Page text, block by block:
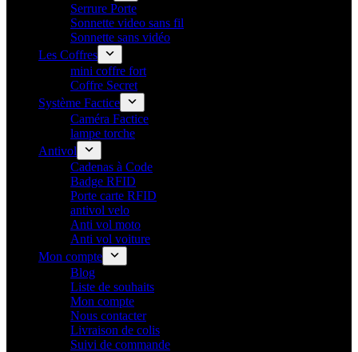
Serrure Porte
Sonnette video sans fil
Sonnette sans vidéo
Les Coffres
mini coffre fort
Coffre Secret
Système Factice
Caméra Factice
lampe torche
Antivol
Cadenas à Code
Badge RFID
Porte carte​ RFID
antivol velo
Anti vol moto
Anti vol voiture
Mon compte
Blog
Liste de souhaits
Mon compte
Nous contacter
Livraison de colis
Suivi de commande